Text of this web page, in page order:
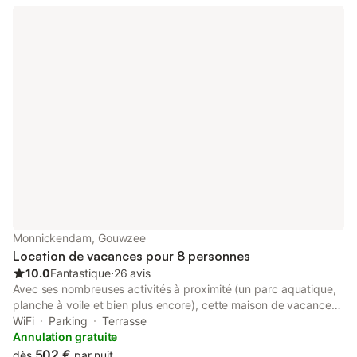
Monnickendam, Gouwzee
Location de vacances pour 8 personnes
10.0Fantastique⋅26 avis
Avec ses nombreuses activités à proximité (un parc aquatique,
planche à voile et bien plus encore), cette maison de vacances
très pratique pour les familles est la solution idéale pour explorer
les environs en toute simplicité. L'hébergement dispose d'un
parking sur place, de là vous pourrez aisément faire le trajet de
WiFi Parking
Terrasse
Annulation gratuite